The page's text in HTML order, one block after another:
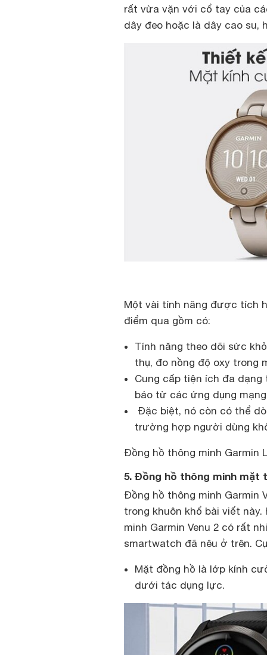
rất vừa vặn với cổ tay của
dây đeo hoặc là dây cao su,
Một vài tính năng được tích
điểm qua gồm có:
Tính năng theo dõi sức
thụ, đo nồng độ oxy trong
Cung cấp tiện ích đa
báo từ các ứng dụng
Đặc biệt, nó còn có thể
trường hợp người dùng
Đồng hồ thông minh Garmin
5. Đồng hồ thông minh mặt
Đồng hồ thông minh Garmin
trong khuôn khổ bài viết
minh Garmin Venu 2 có rất
smartwatch đã nêu ở trên.
Mặt đồng hồ là lớp kính
dưới tác dụng lực.